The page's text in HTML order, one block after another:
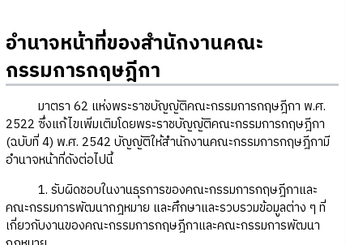
อำนาจหน้าที่ของสำนักงานคณะ
กรรมการกฤษฎีกา
มาตรา 62 แห่งพระราชบัญญัติคณะกรรมการกฤษฎีกา พ.ศ.
2522 ซึ่งแก้ไขเพิ่มเติมโดยพระราชบัญญัติคณะกรรมการกฤษฎีกา
(ฉบับที่ 4) พ.ศ. 2542 บัญญัติให้สำนักงานคณะกรรมการกฤษฎีกามี
อำนาจหน้าที่ดังต่อไปนี้
1. รับผิดชอบในงานธุรการของคณะกรรมการกฤษฎีกาและ
คณะกรรมการพัฒนากฎหมาย และศึกษาและรวบรวมข้อมูลต่าง ๆ ที่
เกี่ยวกับงานของคณะกรรมการกฤษฎีกาและคณะกรรมการพัฒนา